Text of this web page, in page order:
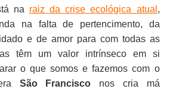
na raiz da crise ecológica atual ,
na falta de pertencimento, da
e de amor para com todas as
têm um valor intrínseco em si
o que somos e fazemos com o
São Francisco nos cria má